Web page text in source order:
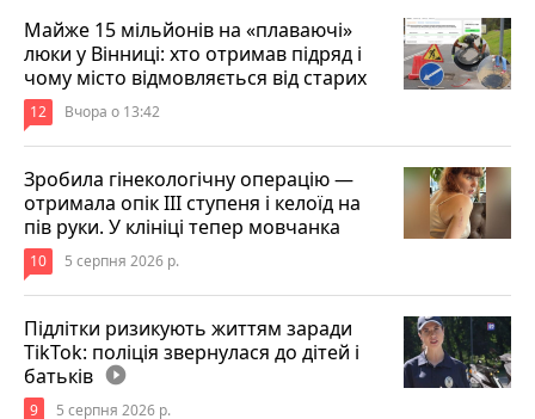
Майже 15 мільйонів на «плаваючі»
люки у Вінниці: хто отримав підряд і
чому місто відмовляється від старих
12 Вчора о 13:42
Зробила гінекологічну операцію —
отримала опік ІІІ ступеня і келоїд на
пів руки. У клініці тепер мовчанка
10 5 серпня 2026 р.
Підлітки ризикують життям заради
TikTok: поліція звернулася до дітей і
батьків play_circle_filled
9 5 серпня 2026 р.